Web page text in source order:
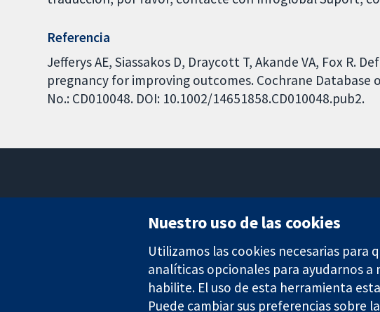
Referencia
Jefferys AE, Siassakos D, Draycott T, Akande VA, Fox R.
pregnancy for improving outcomes. Cochrane Database
No.: CD010048. DOI: 10.1002/14651858.CD010048.pub2.
Londres
Reino
Nuestro uso de las cookies
Utilizamos las cookies necesarias
analíticas opcionales para ayudarnos
habilite. El uso de esta herramienta
Puede cambiar sus preferencias sobre